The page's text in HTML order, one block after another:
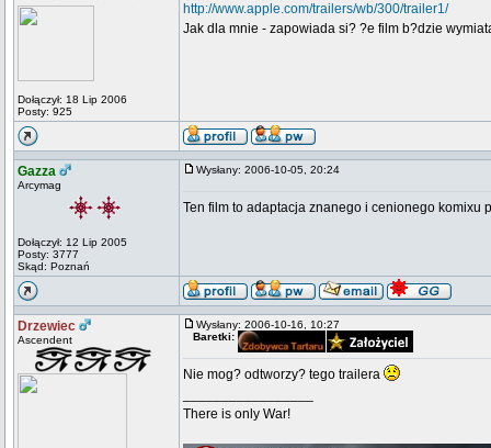
Dołączył: 18 Lip 2006
Posty: 925
http://www.apple.com/trailers/wb/300/trailer1/
Jak dla mnie - zapowiada si? ?e film b?dzie
Gazza
Arcymag
Dołączył: 12 Lip 2005
Posty: 3777
Skąd: Poznań
Wysłany: 2006-10-05, 20:24
Ten film to adaptacja znanego i cenionego komixu
Drzewiec
Ascendent
Wysłany: 2006-10-16, 10:27
Baretki:
Nie mog? odtworzy? tego trailera
There is only War!